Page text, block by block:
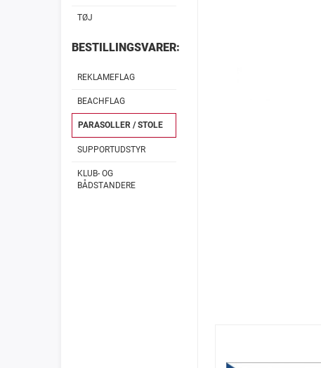
TØJ
BESTILLINGSVARER:
REKLAMEFLAG
BEACHFLAG
PARASOLLER / STOLE
SUPPORTUDSTYR
KLUB- OG
BÅDSTANDERE